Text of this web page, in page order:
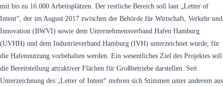
mit bis zu 16.000 Arbeitsplätzen. Der restliche Bereich soll laut „Letter of
Intent“, der im August 2017 zwischen der Behörde für Wirtschaft, Verkehr und
Innovation (BWVI) sowie dem Unternehmensverband Hafen Hamburg
(UVHH) und dem Industrieverband Hamburg (IVH) unterzeichnet wurde, für
die Hafennutzung vorbehalten werden. Ein wesentliches Ziel des Projektes soll
die Bereitstellung attraktiver Flächen für Großbetriebe darstellen. Seit
Unterzeichnung des „Letter of Intent“ mehren sich Stimmen unter anderem aus